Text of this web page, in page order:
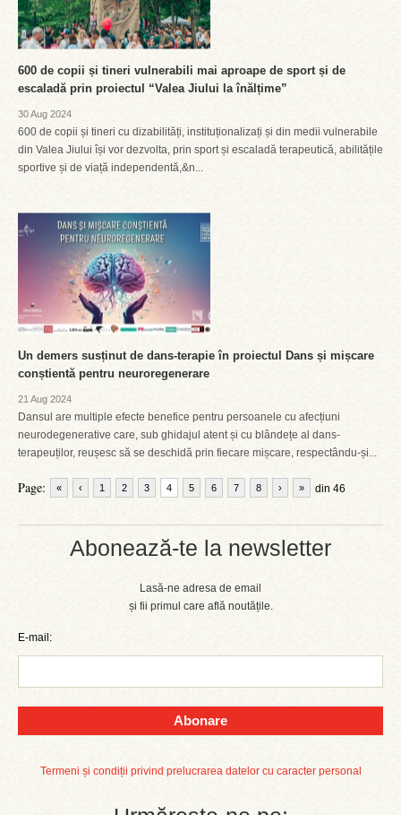
Abonează-te la newsletter
Lasă-ne adresa de email
și fii primul care află noutățile.
E-mail:
Abonare
Termeni și condiții privind prelucrarea datelor cu caracter personal
600 de copii și tineri vulnerabili mai aproape de sport și de
escaladă prin proiectul “Valea Jiului la înălțime”
30 Aug 2024
600 de copii și tineri cu dizabilități, instituționalizați și din medii vulnerabile
din Valea Jiului își vor dezvolta, prin sport și escaladă terapeutică, abilitățile
sportive și de viață independentă,&n...
Un demers susținut de dans-terapie în proiectul Dans și mișcare
conștientă pentru neuroregenerare
21 Aug 2024
Dansul are multiple efecte benefice pentru persoanele cu afecțiuni
neurodegenerative care, sub ghidajul atent și cu blândețe al dans-
terapeuților, reușesc să se deschidă prin fiecare mișcare, respectându-și...
Page: « ‹ 1 2 3 4 5 6 7 8 din 46
› »